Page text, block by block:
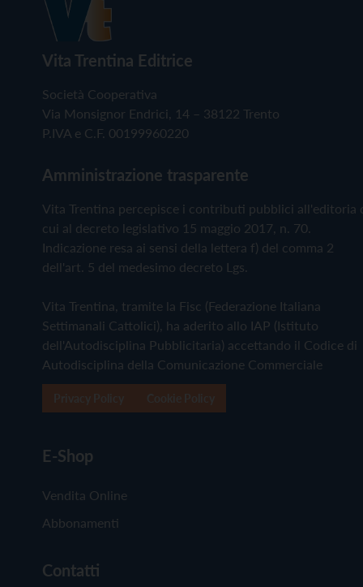
Vita Trentina Editrice
Società Cooperativa
Via Monsignor Endrici, 14 – 38122 Trento
P.IVA e C.F. 00199960220
Amministrazione trasparente
Vita Trentina percepisce i contributi pubblici all'editoria
cui al decreto legislativo 15 maggio 2017, n. 70.
Indicazione resa ai sensi della lettera f) del comma 2
dell'art. 5 del medesimo decreto Lgs.
Vita Trentina, tramite la Fisc (Federazione Italiana
Settimanali Cattolici), ha aderito allo IAP (Istituto
dell'Autodisciplina Pubblicitaria) accettando il Codice di
Autodisciplina della Comunicazione Commerciale
E-Shop
Vendita Online
Abbonamenti
Contatti